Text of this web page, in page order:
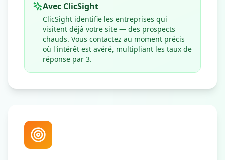
Avec ClicSight
ClicSight identifie les entreprises qui
visitent déjà votre site — des prospects
chauds. Vous contactez au moment précis
où l'intérêt est avéré, multipliant les taux de
réponse par 3.